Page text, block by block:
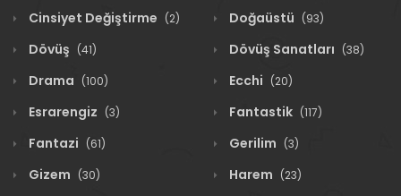
Cinsiyet Değiştirme (2) Doğaüstü (93)
Dövüş (41) Dövüş Sanatları (38)
Drama (100) Ecchi (20)
Esrarengiz (3) Fantastik (117)
Fantazi (61) Gerilim (3)
Gizem (30) Harem (23)